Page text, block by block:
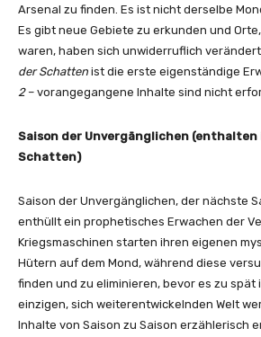
Arsenal zu finden. Es ist nicht derselbe
Es gibt neue Gebiete zu erkunden und
waren, haben sich unwiderruflich verändert.
der Schatten ist die erste eigenständige
2 – vorangegangene Inhalte sind nicht
Saison der Unvergänglichen
Schatten)
Saison der Unvergänglichen, der nächste
enthüllt ein prophetisches Erwachen der
Kriegsmaschinen starten ihren eigenen
Hütern auf dem Mond, während diese
finden und zu eliminieren, bevor es zu spät
einzigen, sich weiterentwickelnden Welt
Inhalte von Saison zu Saison erzählerisch